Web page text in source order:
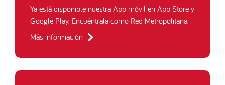
Ya está disponible nuestra App móvil en App Store y
Google Play. Encuéntrala como Red Metropolitana.
Más información